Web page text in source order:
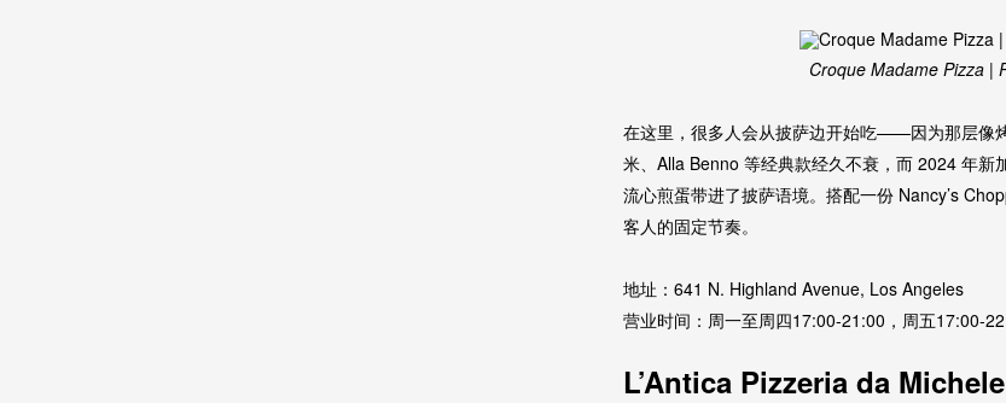
Croque Madame Pizza |
在这里，很多人会从披萨边开始吃——因为那层像
米、Alla Benno 等经典款经久不衰，而 2024 年
流心煎蛋带进了披萨语境。搭配一份 Nancy’s
客人的固定节奏。
地址：641 N. Highland Avenue, Los Angeles
营业时间：周一至周四17:00-21:00，周五17:00-
L’Antica Pizzeria da